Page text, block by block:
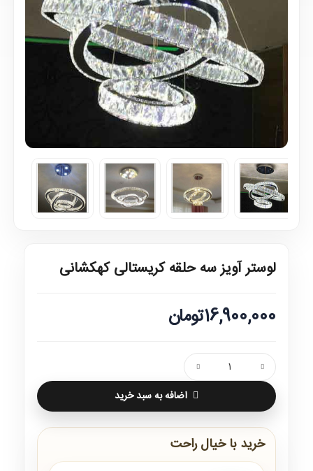
لوستر آویز سه حلقه کریستالی کهکشانی
16,900,000تومان
اضافه به سبد خرید
خرید با خیال راحت